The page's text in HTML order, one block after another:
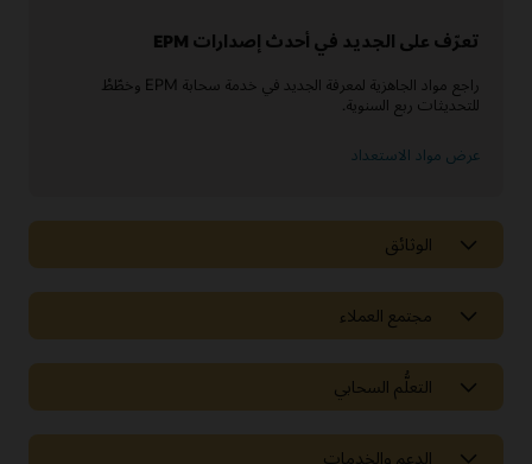
تعرّف على الجديد في أحدث إصدارات EPM
راجع مواد الجاهزية لمعرفة الجديد في خدمة سحابة EPM وخطّطْ
للتحديثات ربع السنوية.
عرض مواد الاستعداد
الوثائق
مجتمع العملاء
التعلُّم السحابي
الدعم والخدمات